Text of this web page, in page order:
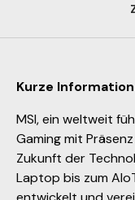
Kurze
MSI, ein weltweit
Gaming mit
Zukunft der
Laptop bis zum